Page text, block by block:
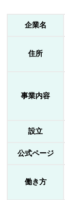
企業名
住所
事業内容
設立
公式ページ
働き方